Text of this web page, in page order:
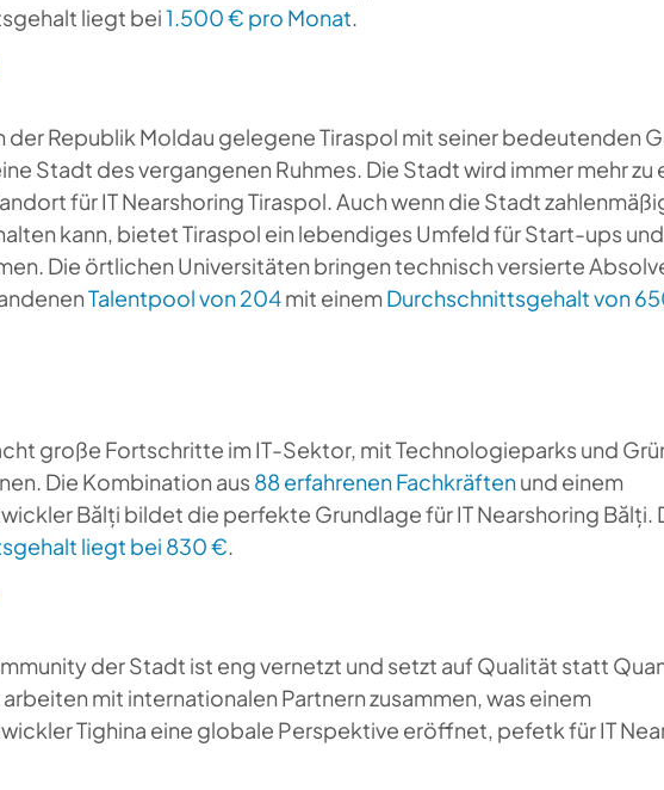
liegt bei1.500 € pro Monat.
der Republik Moldau gelegene Tiraspol mit seiner bedeutenden
Stadt des vergangenen Ruhmes. Die Stadt wird immer mehr zu
für IT Nearshoring Tiraspol. Auch wenn die Stadt
kann, bietet Tiraspol ein lebendiges Umfeld für Start-ups
Die örtlichen Universitäten bringen technisch versierte
Talentpool von 204mit einemDurchschnittsgehalt von
große Fortschritte im IT-Sektor, mit Technologieparks und
Die Kombination aus 88 erfahrenen Fachkräftenund einem
Bălți bildet die perfekte Grundlage für IT Nearshoring Bălți.
liegt bei 830 €.
der Stadt ist eng vernetzt und setzt auf Qualität statt
mit internationalen Partnern zusammen, was einem
Tighina eine globale Perspektive eröffnet, pefetk für IT